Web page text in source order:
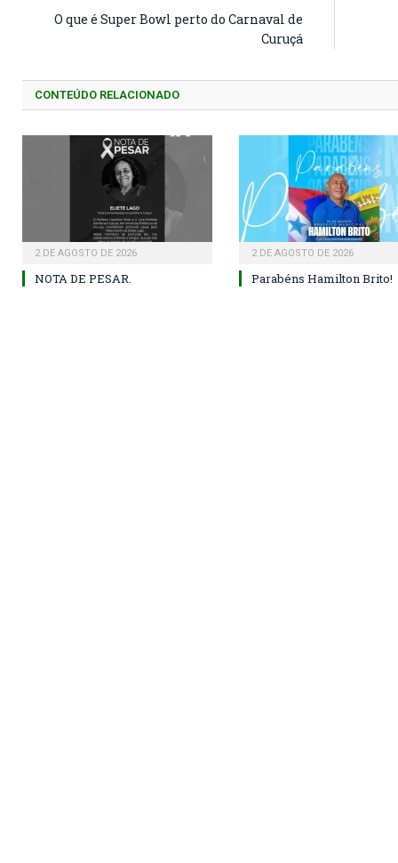
O que é Super Bowl perto do Carnaval de
Curuçá
CONTEÚDO RELACIONADO
2 DE AGOSTO DE 2026
NOTA DE PESAR.
2 DE AGOSTO DE 2026
Parabéns Hamilton Brito!